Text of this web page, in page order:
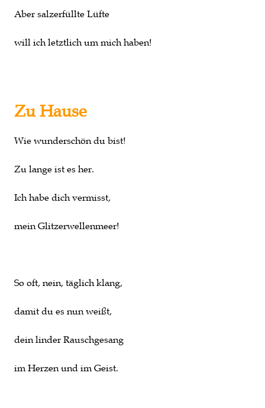
Aber salzerfüllte Lüfte
will ich letztlich um mich haben!
Zu Hause
Wie wunderschön du bist!
Zu lange ist es her.
Ich habe dich vermisst,
mein Glitzerwellenmeer!
So oft, nein, täglich klang,
damit du es nun weißt,
dein linder Rauschgesang
im Herzen und im Geist.